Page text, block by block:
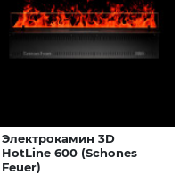
Электрокамин 3D
HotLine 600 (Schones
Feuer)